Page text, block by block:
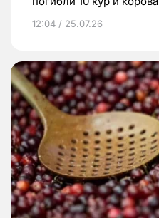
12:04 / 25.07.26